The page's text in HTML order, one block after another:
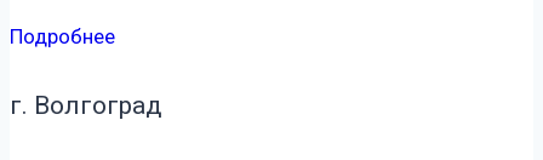
Подробнее
г. Волгоград